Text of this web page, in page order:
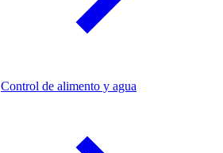
Control de alimento y agua